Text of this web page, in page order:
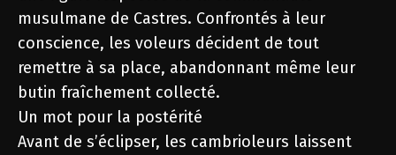
musulmane de Castres. Confrontés à leur
conscience, les voleurs décident de tout
remettre à sa place, abandonnant même leur
butin fraîchement collecté.
Un mot pour la postérité
Avant de s’éclipser, les cambrioleurs laissent